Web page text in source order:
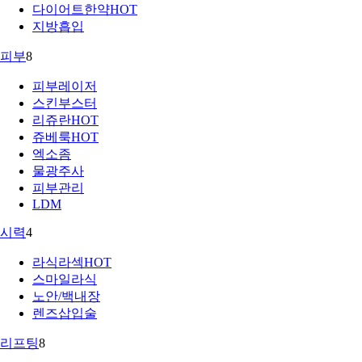
다이어트한약HOT
지방흡입
피부8
피부레이저
스킨부스터
리쥬란HOT
쥬베룩HOT
엑소좀
물광주사
피부관리
LDM
시력4
라식라섹HOT
스마일라식
노안/백내장
렌즈삽입술
리프팅8